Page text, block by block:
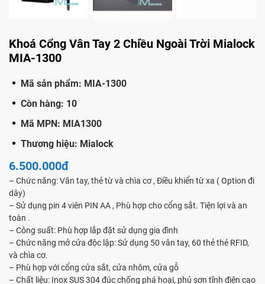
Khoá Cổng Vân Tay 2 Chiều Ngoài Trời Mialock
MIA-1300
Mã sản phẩm: MIA-1300
Còn hàng: 10
Mã MPN: MIA1300
Thương hiệu: Mialock
6.500.000đ
– Chức năng: Vân tay, thẻ từ và chìa cơ , Điều khiển từ xa ( Option đi
dây)
– Sử dụng pin 4 viên PIN AA , Phù hợp cho cổng sắt. Tiện lợi và an
toàn .
– Công suất: Phù hợp lắp đặt sử dụng gia đình
– Chức năng mở cửa độc lập: Sử dụng 50 vân tay, 60 thẻ thẻ RFID,
và chìa cơ.
– Phù hợp với cổng cửa sắt, cửa nhôm, cửa gỗ
– Chất liệu: Inox SUS 304 đúc chống phá hoại, phủ sơn tĩnh điện cao